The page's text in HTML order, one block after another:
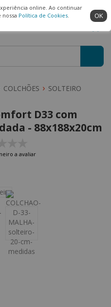
online. Ao continuar
Política de Cookies. OK
Ambiente Seguro
COLCHÕES SOLTEIRO
D33 com
- 88x188x20cm
a avaliar